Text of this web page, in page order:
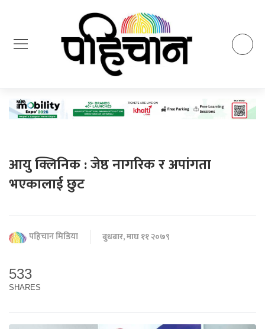
आयु क्लिनिक : जेष्ठ नागरिक र अपांगता
भएकालाई छुट
पहिचान मिडिया बुधबार, माघ ११ २०७९
533
SHARES